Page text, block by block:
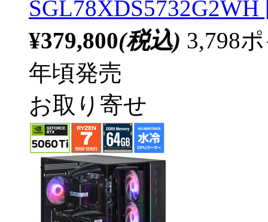
¥379,800(税込) 3,798
年頃発売
お取り寄せ